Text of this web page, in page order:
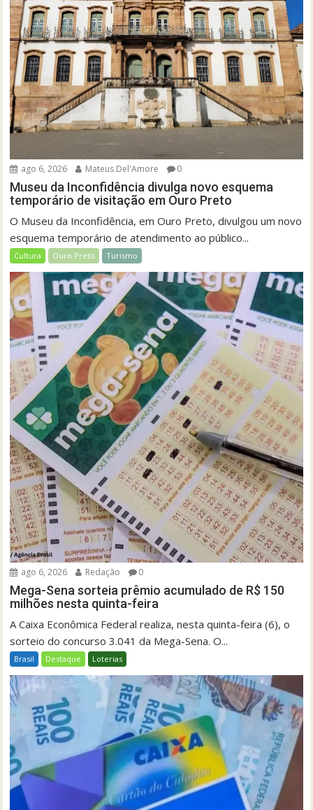
ago 6, 2026 Mateus Del'Amore 0
Museu da Inconfidência divulga novo esquema
temporário de visitação em Ouro Preto
O Museu da Inconfidência, em Ouro Preto, divulgou um novo
esquema temporário de atendimento ao público...
Cultura Ouro Preto Turismo
ago 6, 2026 Redação 0
Mega-Sena sorteia prêmio acumulado de R$ 150
milhões nesta quinta-feira
A Caixa Econômica Federal realiza, nesta quinta-feira (6), o
sorteio do concurso 3.041 da Mega-Sena. O...
Brasil Destaque Loterias